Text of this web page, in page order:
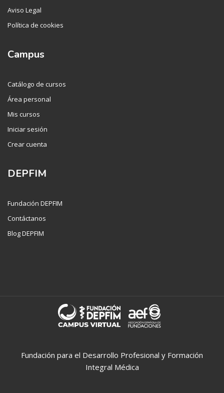
Aviso Legal
Política de cookies
Campus
Catálogo de cursos
Área personal
Mis cursos
Iniciar sesión
Crear cuenta
DEPFIM
Fundación DEPFIM
Contáctanos
Blog DEPFIM
Fundación para el Desarrollo Profesional y Formación
Integral Médica